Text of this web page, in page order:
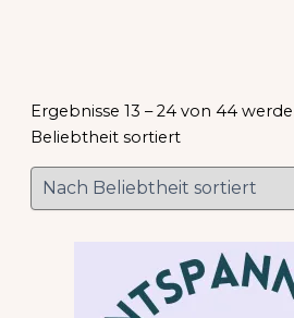
Ergebnisse 13 – 24 von 44
Beliebtheit sortiert